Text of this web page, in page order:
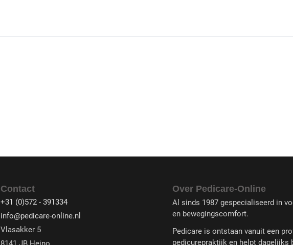
Contact
+31 (0)572 - 391334
info@pedicare-online.nl
Vlasakker 5
Over Pedicare-Online
Al sinds 1987 gespecialiseerd in
en bewegingscomfort.
Pedicare is ontstaan vanuit een
pedicurepraktijk en helpt dagelijks